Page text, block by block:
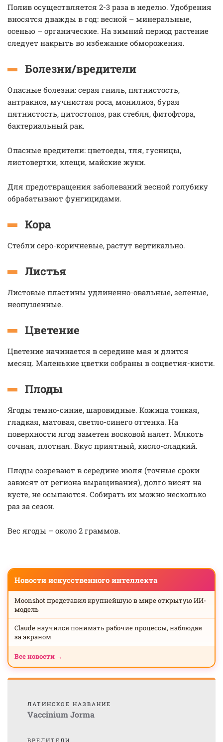
Полив осуществляется 2-3 раза в неделю. Удобрения
вносятся дважды в год: весной – минеральные,
осенью – органические. На зимний период растение
следует накрыть во избежание обморожения.
Болезни/вредители
Опасные болезни: серая гниль, пятнистость,
антракноз, мучнистая роса, монилиоз, бурая
пятнистость, цитостопоз, рак стебля, фитофтора,
бактериальный рак.
Опасные вредители: цветоеды, тля, гусницы,
листовертки, клещи, майские жуки.
Для предотвращения заболеваний весной голубику
обрабатывают фунгицидами.
Кора
Стебли серо-коричневые, растут вертикально.
Листья
Листовые пластины удлиненно-овальные, зеленые,
неопушенные.
Цветение
Цветение начинается в середине мая и длится
месяц. Маленькие цветки собраны в соцветия-кисти.
Плоды
Ягоды темно-синие, шаровидные. Кожица тонкая,
гладкая, матовая, светло-синего оттенка. На
поверхности ягод заметен восковой налет. Мякоть
сочная, плотная. Вкус приятный, кисло-сладкий.
Плоды созревают в середине июля (точные сроки
зависят от региона выращивания), долго висят на
кусте, не осыпаются. Собирать их можно несколько
раз за сезон.
Вес ягоды – около 2 граммов.
Новости искусственного интеллекта
Moonshot представил крупнейшую в мире открытую ИИ-
модель
Claude научился понимать рабочие процессы, наблюдая
за экраном
Все новости →
ЛАТИНСКОЕ НАЗВАНИЕ
Vaccinium Jorma
ВРЕДИТЕЛИ